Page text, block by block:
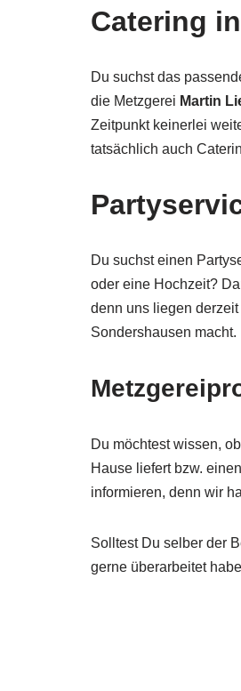
Catering
Du suchst das
die Metzgerei Martin
Zeitpunkt keinerlei
tatsächlich auch
Du suchst einen
oder eine Hochzeit?
denn uns liegen
Sondershausen macht.
Du möchtest wissen,
Hause liefert bzw. einen
informieren, denn wir
Solltest Du selber der
gerne überarbeitet